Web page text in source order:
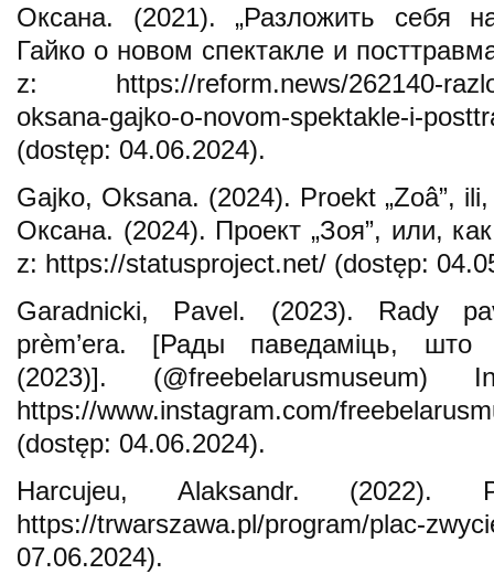
Оксана. (2021). „Разложить себя
Гайко о новом спектакле и
z: https://reform.news/262140-
oksana-gajko-o-novom-spektakle-i-
(dostęp: 04.06.2024).
Gajko, Oksana. (2024). Proekt „Zoâ”,
Оксана. (2024). Проект „Зоя”, или,
z: https://statusproject.net/ (dostęp:
Garadnicki, Pavel. (2023). Rady
prèm’era. [Рады паведаміць, што
(2023)].
https://www.instagram.com/
(dostęp: 04.06.2024).
Harcujeu, Alaksandr. (2022).
https://trwarszawa.pl/program/plac-
07.06.2024).